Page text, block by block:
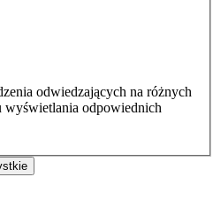
odwiedzających na różnych
wyświetlania odpowiednich